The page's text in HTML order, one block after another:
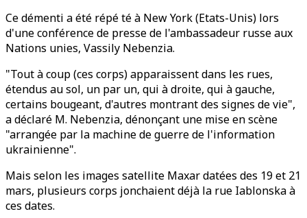
Ce démenti a été répé té à New York (Etats-Unis) lors
d'une conférence de presse de l'ambassadeur russe aux
Nations unies, Vassily Nebenzia.
"Tout à coup (ces corps) apparaissent dans les rues,
étendus au sol, un par un, qui à droite, qui à gauche,
certains bougeant, d'autres montrant des signes de vie",
a déclaré M. Nebenzia, dénonçant une mise en scène
"arrangée par la machine de guerre de l'information
ukrainienne".
Mais selon les images satellite Maxar datées des 19 et 21
mars, plusieurs corps jonchaient déjà la rue Iablonska à
ces dates.